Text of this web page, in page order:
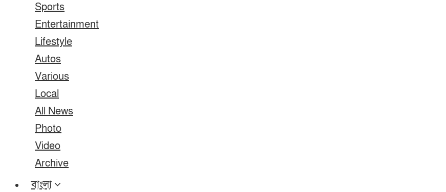
Sports
Entertainment
Lifestyle
Autos
Various
Local
All News
Photo
Video
Archive
বাংলা